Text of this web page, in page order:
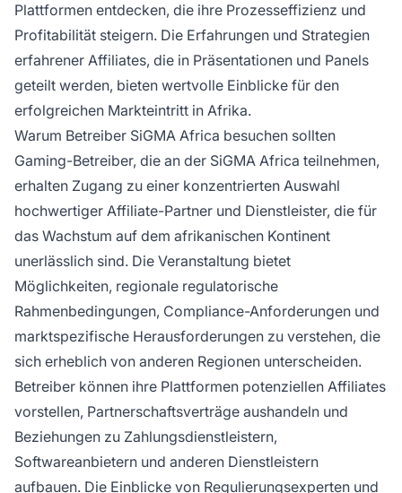
Plattformen entdecken, die ihre Prozesseffizienz und
Profitabilität steigern. Die Erfahrungen und Strategien
erfahrener Affiliates, die in Präsentationen und Panels
geteilt werden, bieten wertvolle Einblicke für den
erfolgreichen Markteintritt in Afrika.
Warum Betreiber SiGMA Africa besuchen sollten
Gaming-Betreiber, die an der SiGMA Africa teilnehmen,
erhalten Zugang zu einer konzentrierten Auswahl
hochwertiger Affiliate-Partner und Dienstleister, die für
das Wachstum auf dem afrikanischen Kontinent
unerlässlich sind. Die Veranstaltung bietet
Möglichkeiten, regionale regulatorische
Rahmenbedingungen, Compliance-Anforderungen und
marktspezifische Herausforderungen zu verstehen, die
sich erheblich von anderen Regionen unterscheiden.
Betreiber können ihre Plattformen potenziellen Affiliates
vorstellen, Partnerschaftsverträge aushandeln und
Beziehungen zu Zahlungsdienstleistern,
Softwareanbietern und anderen Dienstleistern
aufbauen. Die Einblicke von Regulierungsexperten und